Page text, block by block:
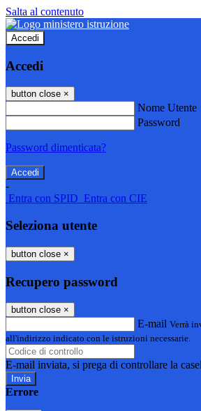
Salta al contenuto
Accedi
Accedi
button close ×
Nome Utente
Password
Password dimenticata?
-
Entra con SPID Entra con CIE
Seleziona utente
button close ×
Recupero password
button close ×
E-mail Verrà
all'indirizzo indicato con le istruzioni necessarie.
E-mail inviata, si prega di controllare la
Errore